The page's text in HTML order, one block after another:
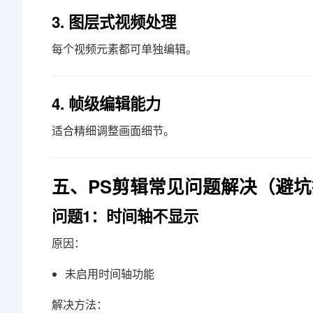
3. 图层式视频处理
每个视频元素都可单独编辑。
4. 帧级编辑能力
适合精细调整画面细节。
五、PS剪辑常见问题解决（避
问题1：时间轴不显示
原因：
未启用时间轴功能
解决方法：